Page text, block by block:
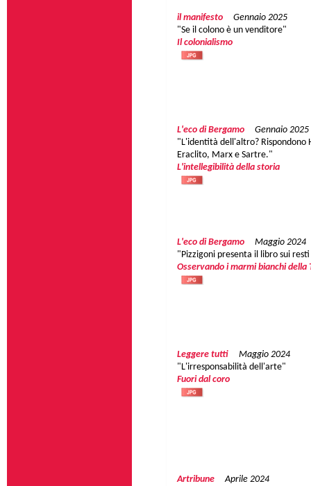
il manifesto
Gennaio 2025
"Se il colono è un venditore"
Il colonialismo
L'eco di Bergamo
Gennaio 2025
"L'identità dell'altro? Rispondono
Eraclito, Marx e Sartre."
L'intellegibilità della storia
L'eco di Bergamo
Maggio 2024
"Pizzigoni presenta il libro sui
Osservando i marmi bianchi della
Leggere tutti
Maggio 2024
"L'irresponsabilità dell'arte"
Fuori dal coro
Artribune
Aprile 2024